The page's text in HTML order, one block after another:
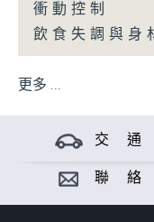
衝動控制
飲食失調與身
更多 ...
交 通
聯 絡